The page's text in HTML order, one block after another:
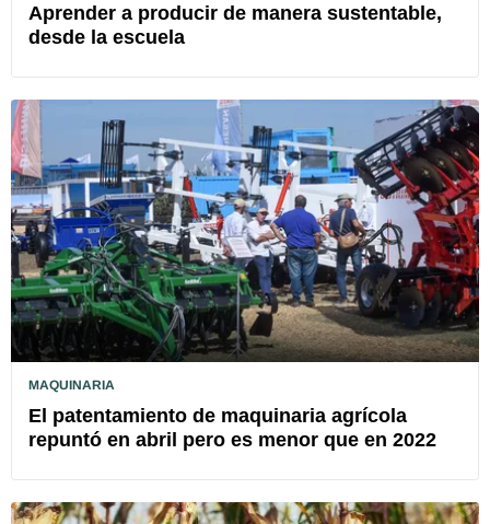
Aprender a producir de manera sustentable,
desde la escuela
MAQUINARIA
El patentamiento de maquinaria agrícola
repuntó en abril pero es menor que en 2022